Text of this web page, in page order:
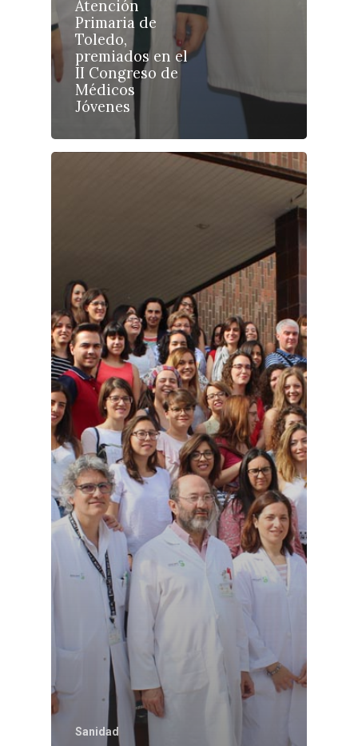
Atención
Primaria de
Toledo,
premiados en el
II Congreso de
Médicos
Jóvenes
Sanidad
Medio Ambiente
Planeta Rural
Política
Galerías